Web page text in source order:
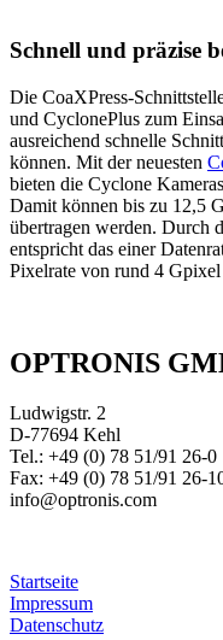
Schnell und präzise
Die CoaXPress-
und CyclonePlus zum
ausreichend schnelle
können. Mit der neuesten
bieten die Cyclone
Damit können bis zu 12,5
übertragen werden. Durch
entspricht das einer
Pixelrate von rund 4
OPTRONIS
Ludwigstr. 2
D-77694 Kehl
Tel.: +49 (0) 78 51/91 26-0
Fax: +49 (0) 78 51/91 26-
info@optronis.com
Startseite
Impressum
Datenschutz